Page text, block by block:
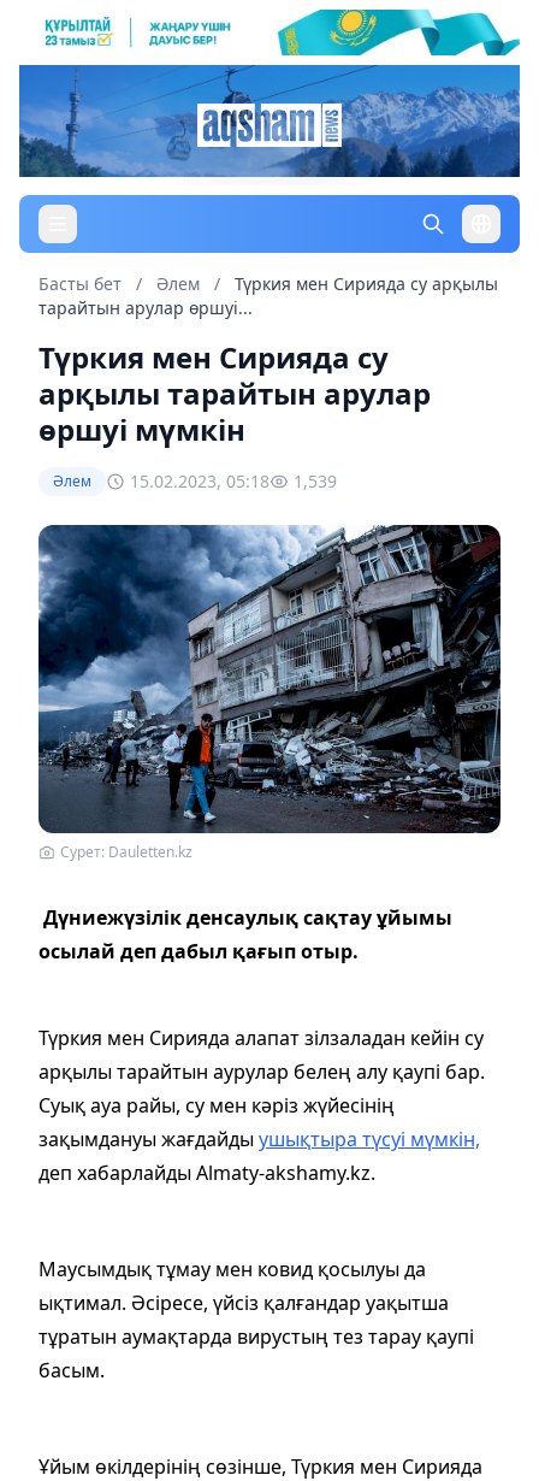
Басты бет / Әлем /
Түркия мен Сирияда су арқылы
тарайтын арулар өршуі...
Түркия мен Сирияда су
арқылы тарайтын арулар
өршуі мүмкін
Әлем 15.02.2023, 05:18 1,539
Сурет: Dauletten.kz
Дүниежүзілік денсаулық сақтау ұйымы
осылай деп дабыл қағып отыр.
Түркия мен Сирияда алапат зілзаладан кейін су
арқылы тарайтын аурулар белең алу қаупі бар.
Суық ауа райы, су мен кәріз жүйесінің
зақымдануы жағдайдыушықтыра түсуі мүмкін,
деп хабарлайды Almaty-akshamy.kz.
Маусымдық тұмау мен ковид қосылуы да
ықтимал. Әсіресе, үйсіз қалғандар уақытша
тұратын аумақтарда вирустың тез тарау қаупі
басым.
Ұйым өкілдерінің сөзінше, Түркия мен Сирияда